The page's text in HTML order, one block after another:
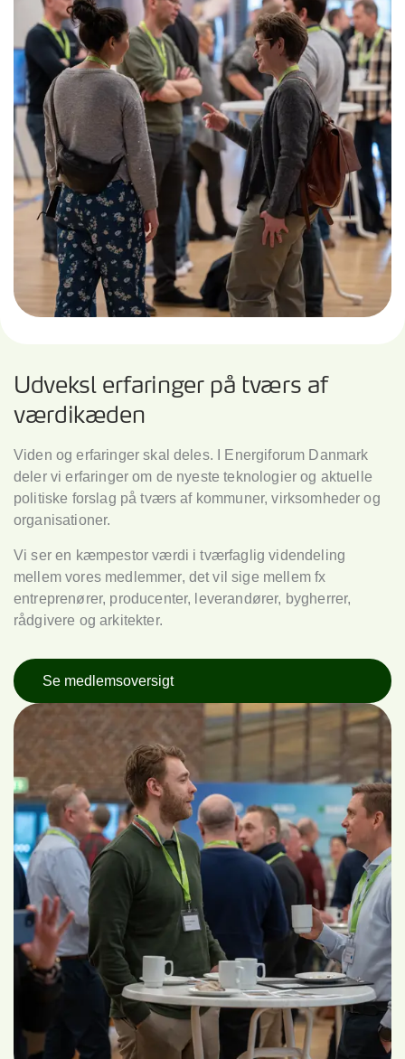
Udveksl erfaringer på tværs af
værdikæden
Viden og erfaringer skal deles. I Energiforum Danmark
deler vi erfaringer om de nyeste teknologier og aktuelle
politiske forslag på tværs af kommuner, virksomheder og
organisationer.
Vi ser en kæmpestor værdi i tværfaglig videndeling
mellem vores medlemmer, det vil sige mellem fx
entreprenører, producenter, leverandører, bygherrer,
rådgivere og arkitekter.
Se medlemsoversigt